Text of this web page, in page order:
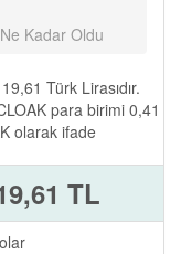
Kadar Oldu
Türk Lirasıdır.
para birimi 0,41
olarak ifade
TL